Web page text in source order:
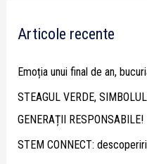
c
o
r
:
Articole recente
Emoția unui final de an,
STEAGUL VERDE,
GENERAȚII RESPONSABILE!
STEM CONNECT: